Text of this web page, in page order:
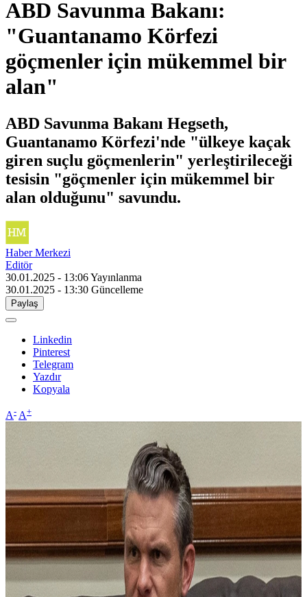
ABD Savunma Bakanı:
"Guantanamo Körfezi
göçmenler için mükemmel bir
alan"
ABD Savunma Bakanı Hegseth,
Guantanamo Körfezi'nde "ülkeye kaçak
giren suçlu göçmenlerin" yerleştirileceği
tesisin "göçmenler için mükemmel bir
alan olduğunu" savundu.
Haber Merkezi
Editör
30.01.2025 - 13:06Yayınlanma
30.01.2025 - 13:30 Güncelleme
Paylaş
Linkedin
Pinterest
Telegram
Yazdır
Kopyala
A- A+